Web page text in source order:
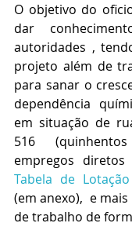
O objetivo do
dar
autoridades ,
projeto além de
para sanar o
dependência
em situação de
516
empregos diretos
(em anexo),  e
de trabalho de